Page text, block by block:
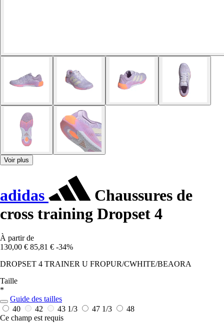
Voir plus
adidas
Chaussures de
cross training Dropset 4
À partir de
130,00 € 85,81 € -34%
DROPSET 4 TRAINER U FROPUR/CWHITE/BEAORA
Taille
*
Guide des tailles
40
42 43 1/3 47 1/3
48
Ce champ est requis